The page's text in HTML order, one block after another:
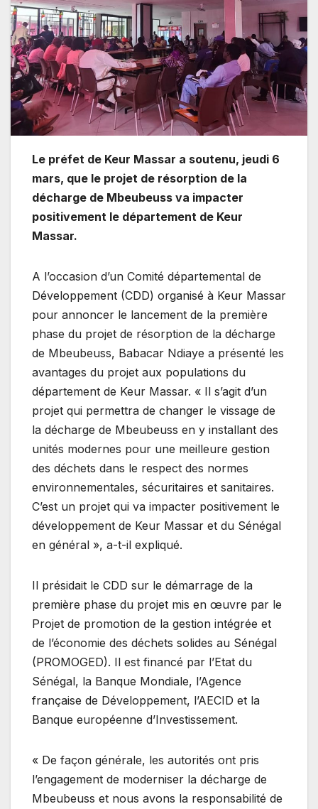
Le préfet de Keur Massar a soutenu, jeudi 6
mars, que le projet de résorption de la
décharge de Mbeubeuss va impacter
positivement le département de Keur
Massar.
A l’occasion d’un Comité départemental de
Développement (CDD) organisé à Keur Massar
pour annoncer le lancement de la première
phase du projet de résorption de la décharge
de Mbeubeuss, Babacar Ndiaye a présenté les
avantages du projet aux populations du
département de Keur Massar. « Il s’agit d’un
projet qui permettra de changer le vissage de
la décharge de Mbeubeuss en y installant des
unités modernes pour une meilleure gestion
des déchets dans le respect des normes
environnementales, sécuritaires et sanitaires.
C’est un projet qui va impacter positivement le
développement de Keur Massar et du Sénégal
en général », a-t-il expliqué.
Il présidait le CDD sur le démarrage de la
première phase du projet mis en œuvre par le
Projet de promotion de la gestion intégrée et
de l’économie des déchets solides au Sénégal
(PROMOGED). Il est financé par l’Etat du
Sénégal, la Banque Mondiale, l’Agence
française de Développement, l’AECID et la
Banque européenne d’Investissement.
« De façon générale, les autorités ont pris
l’engagement de moderniser la décharge de
Mbeubeuss et nous avons la responsabilité de